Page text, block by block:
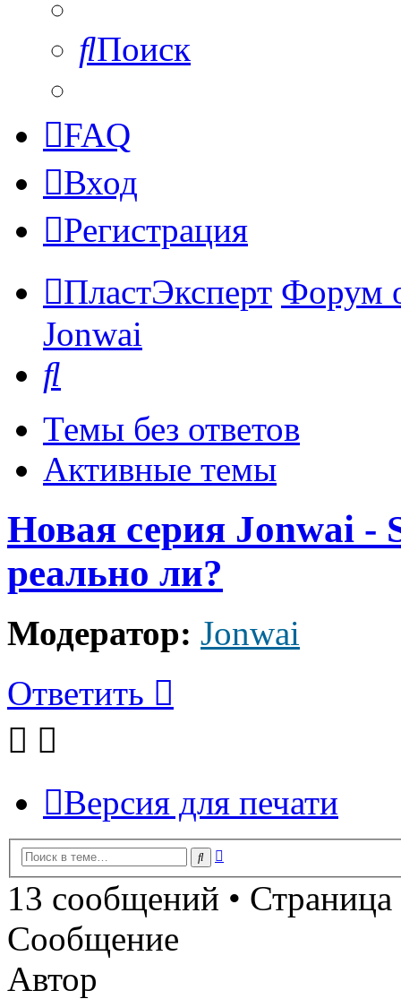
Поиск
FAQ
Вход
Регистрация
ПластЭксперт Форум
Jonwai
Темы без ответов
Активные темы
Новая серия Jonwai -
реально ли?
Модератор: Jonwai
Ответить
Версия для печати
Поиск
13 сообщений • Страница
Сообщение
Автор